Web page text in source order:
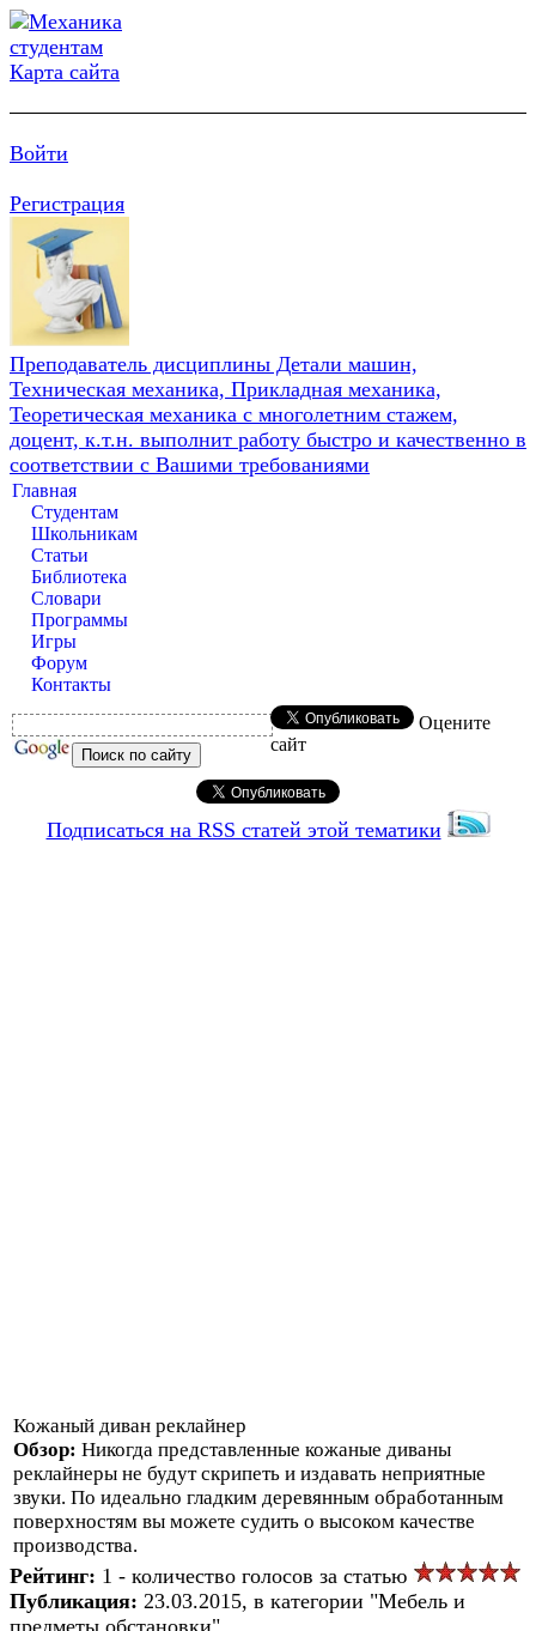
Карта сайта
Войти
Регистрация
Преподаватель дисциплины Детали машин,
Техническая механика, Прикладная механика,
Теоретическая механика с многолетним стажем,
доцент, к.т.н. выполнит работу быстро и качественно в
соответствии с Вашими требованиями
Главная
Студентам
Школьникам
Статьи
Библиотека
Словари
Программы
Игры
Форум
Контакты
Оцените
сайт
Подписаться на RSS статей этой тематики
Кожаный диван реклайнер
Обзор: Никогда представленные кожаные диваны
реклайнеры не будут скрипеть и издавать неприятные
звуки. По идеально гладким деревянным обработанным
поверхностям вы можете судить о высоком качестве
производства.
Рейтинг: 1 - количество голосов за статью
Публикация: 23.03.2015, в категории "Мебель и
предметы обстановки"